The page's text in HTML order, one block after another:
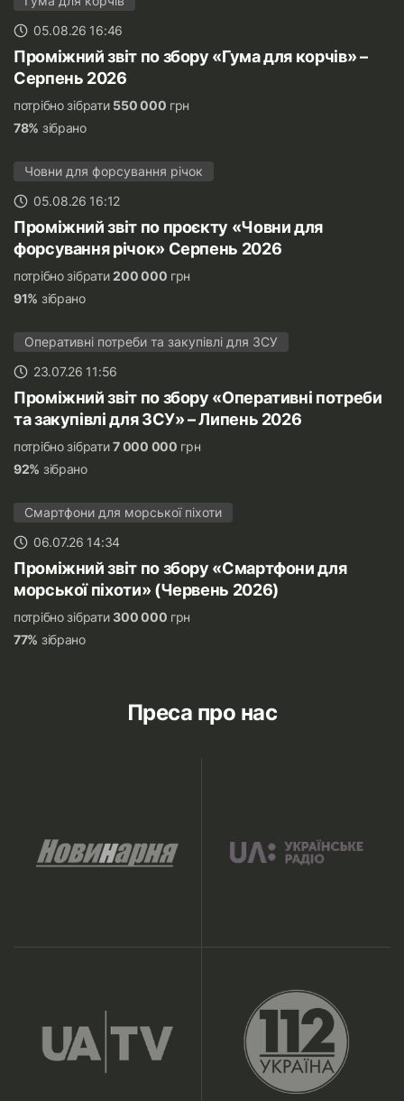
05.08.26 16:46
Проміжний звіт по збору «Гума для корчів» –
Серпень 2026
потрібно зібрати 550 000 грн
78% зібрано
Човни для форсування річок
05.08.26 16:12
Проміжний звіт по проєкту «Човни для
форсування річок» Серпень 2026
потрібно зібрати200 000 грн
91% зібрано
Оперативні потреби та закупівлі для ЗСУ
23.07.26 11:56
Проміжний звіт по збору «Оперативні потреби
та закупівлі для ЗСУ» – Липень 2026
потрібно зібрати7 000 000 грн
92% зібрано
Смартфони для морської піхоти
06.07.26 14:34
Проміжний звіт по збору «Смартфони для
морської піхоти» (Червень 2026)
потрібно зібрати300 000 грн
77% зібрано
Преса про нас